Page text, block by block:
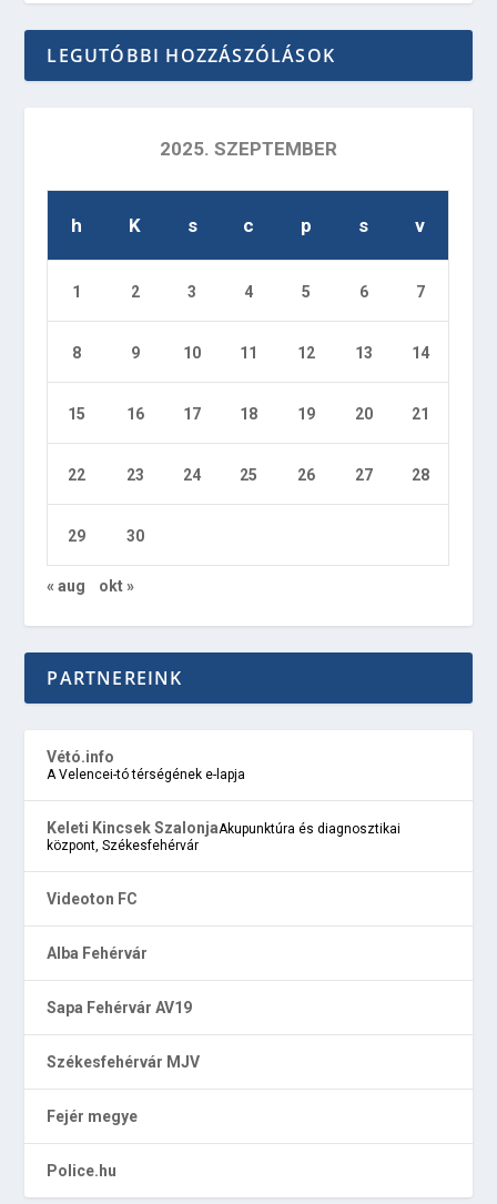
LEGUTÓBBI HOZZÁSZÓLÁSOK
2025. SZEPTEMBER
h K s c p s v
1 2 3 4 5 6 7
8 9 10 11 12 13 14
15 16 17 18 19 20 21
22 23 24 25 26 27 28
29 30
« aug okt »
PARTNEREINK
Vétó.info
A Velencei-tó térségének e-lapja
Keleti Kincsek SzalonjaAkupunktúra és diagnosztikai
központ, Székesfehérvár
Videoton FC
Alba Fehérvár
Sapa Fehérvár AV19
Székesfehérvár MJV
Fejér megye
Police.hu